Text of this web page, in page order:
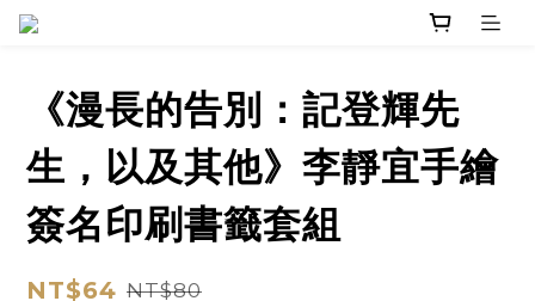
《漫長的告別：記登輝先
生，以及其他》李靜宜手繪
簽名印刷書籤套組
NT$64 NT$80